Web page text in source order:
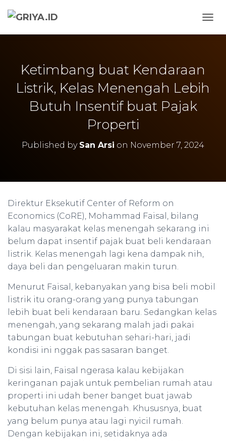
Ketimbang buat Kendaraan
Listrik, Kelas Menengah Lebih
Butuh Insentif buat Pajak
Properti
Published by San Arsi on November 7, 2024
Direktur Eksekutif Center of Reform on
Economics (CoRE), Mohammad Faisal, bilang
kalau masyarakat kelas menengah sekarang ini
belum dapat insentif pajak buat beli kendaraan
listrik. Kelas menengah lagi kena dampak nih,
daya beli dan pengeluaran makin turun.
Menurut Faisal, kebanyakan yang bisa beli mobil
listrik itu orang-orang yang punya tabungan
lebih buat beli kendaraan baru. Sedangkan kelas
menengah, yang sekarang malah jadi pakai
tabungan buat kebutuhan sehari-hari, jadi
kondisi ini nggak pas sasaran banget.
Di sisi lain, Faisal ngerasa kalau kebijakan
keringanan pajak untuk pembelian rumah atau
properti ini udah bener banget buat jawab
kebutuhan kelas menengah. Khususnya, buat
yang belum punya atau lagi nyicil rumah.
Dengan kebijakan ini, setidaknya ada